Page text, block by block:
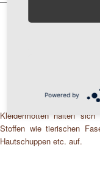
Kleidermotten halten sich
Stoffen wie tierischen
Hautschuppen etc. auf.
Powered by